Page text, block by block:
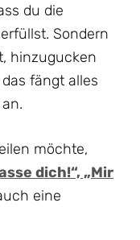
du die
Sondern
hinzugucken
fängt alles
möchte,
dich!“, „Mir
eine